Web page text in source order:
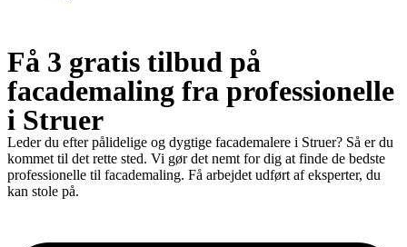
Få 3 gratis tilbud på
facademaling fra professionelle
i Struer
Leder du efter pålidelige og dygtige facademalere i Struer? Så er du
kommet til det rette sted. Vi gør det nemt for dig at finde de bedste
professionelle til facademaling. Få arbejdet udført af eksperter, du
kan stole på.